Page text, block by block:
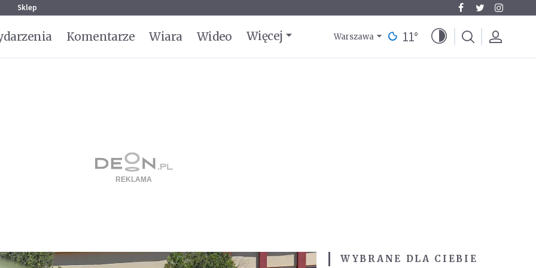
Sklep
Komentarze Wiara Wideo Więcej Warszawa 11°
WYBRANE DLA CIEBIE